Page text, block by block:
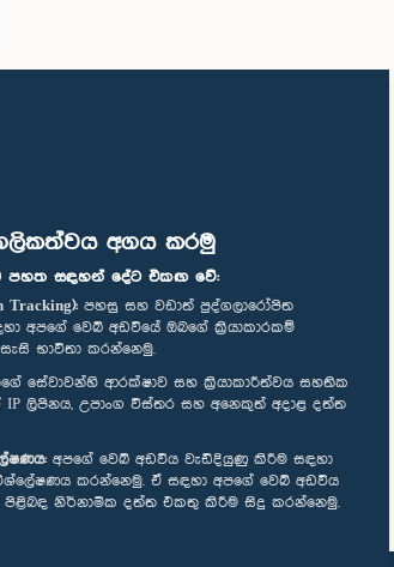
අගය කරමු
පහත සඳහන් දේට එකඟ වේ:
Tracking): පහසු සහ වඩාත් පුද්ගලාරෝපිත
අපගේ වෙබ් අඩවියේ ඔබගේ ක්‍රියාකාරකම්
භාවිතා කරන්නෙමු.
සේවාවන්හි ආරක්ෂාව සහ ක්‍රියාකාරීත්වය සහතික
ලිපිනය, උපාංග විස්තර සහ අනෙකුත් අදාළ දත්ත
අපගේ වෙබ් අඩවිය වැඩිදියුණු කිරීම සඳහා
කරන්නෙමු. ඒ සඳහා අපගේ වෙබ් අඩවිය
පිළිබඳ නිර්නාමික දත්ත එකතු කිරීම සිදු කරන්නෙමු.